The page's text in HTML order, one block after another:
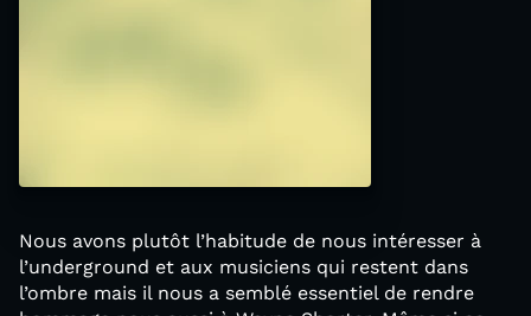
Nous avons plutôt l’habitude de nous intéresser à
l’underground et aux musiciens qui restent dans
l’ombre mais il nous a semblé essentiel de rendre